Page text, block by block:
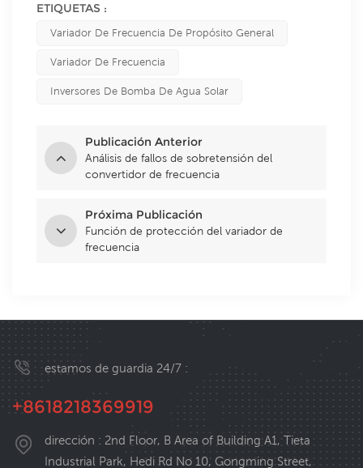
ETIQUETAS :
Variador De Frecuencia De Propósito General
Variador De Frecuencia
Inversores De Bomba De Agua Solar
Publicación Anterior
Análisis de fallos de sobretensión del
convertidor de frecuencia
Próxima Publicación
Función de protección del variador de
frecuencia
estamos de guardia 24/7 :
+8618218369919
dirección : 2nd Floor, B Area of Building A1, Tieta
Industrial Park, Hedi Rd No 10, Gongming Street,